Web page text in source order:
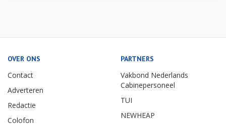
OVER ONS
Contact
Adverteren
Redactie
Colofon
PARTNERS
Vakbond Nederlands
Cabinepersoneel
TUI
NEWHEAP